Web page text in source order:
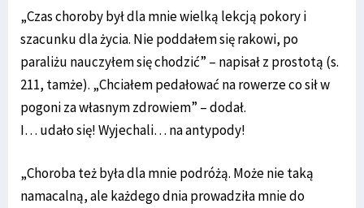
„Czas choroby był dla mnie wielką lekcją pokory i
szacunku dla życia. Nie poddałem się rakowi, po
paraliżu nauczyłem się chodzić” – napisał z prostotą (s.
211, tamże). „Chciałem pedałować na rowerze co sił w
pogoni za własnym zdrowiem” – dodał.
I… udało się! Wyjechali… na antypody!
„Choroba też była dla mnie podróżą. Może nie taką
namacalną, ale każdego dnia prowadziła mnie do